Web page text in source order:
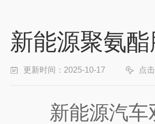
新能源聚氨
更新时间：2025-10-17 点
新能源汽车双